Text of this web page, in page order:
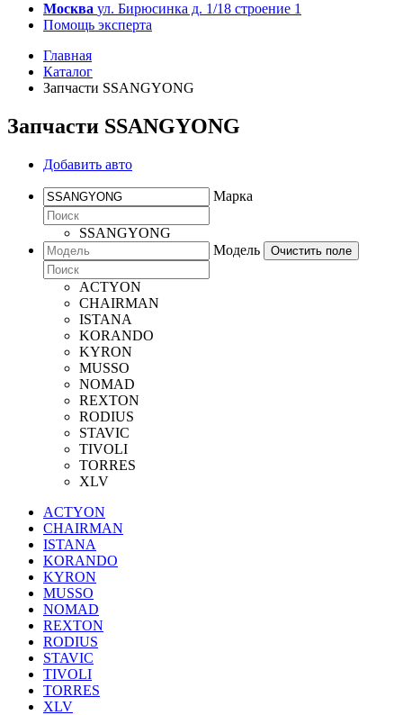
Москва ул. Бирюсинка д. 1/18 строение 1
Помощь эксперта
Главная
Каталог
Запчасти SSANGYONG
Запчасти SSANGYONG
Добавить авто
Марка
SSANGYONG
Модель
Очистить поле
ACTYON
CHAIRMAN
ISTANA
KORANDO
KYRON
MUSSO
NOMAD
REXTON
RODIUS
STAVIC
TIVOLI
TORRES
XLV
ACTYON
CHAIRMAN
ISTANA
KORANDO
KYRON
MUSSO
NOMAD
REXTON
RODIUS
STAVIC
TIVOLI
TORRES
XLV